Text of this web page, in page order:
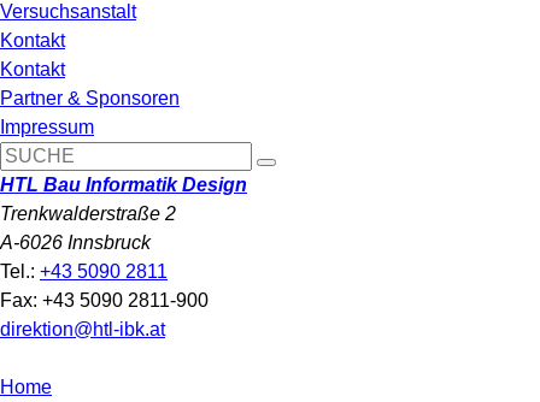
Versuchsanstalt
Kontakt
Kontakt
Partner & Sponsoren
Impressum
HTL Bau Informatik Design
Trenkwalderstraße 2
A-6026 Innsbruck
Tel.: +43 5090 2811
Fax: +43 5090 2811-900
direktion@htl-ibk.at
Home